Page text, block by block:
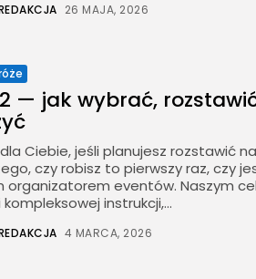
26 MAJA, 2026
— jak wybrać,
Ciebie, jeśli planujesz rozstawić
czy robisz to pierwszy raz, czy
organizatorem eventów. Naszym
instrukcji,...
4 MARCA, 2026